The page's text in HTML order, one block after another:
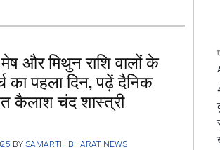
प्रभारी कुमारी शैलजा का किया सम्मान
पोर्टल पर पंजीकरण हेतु किसान बंधुओं से अपील 01
और मिथुन राशि वालों के
का पहला दिन, पढ़ें दैनिक
कैलाश चंद शास्त्री
BY SAMARTH BHARAT NEWS